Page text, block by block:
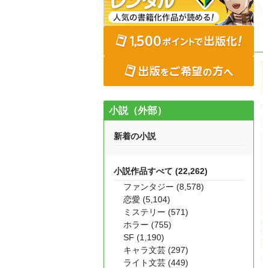
小説（外部）
新着の小説
小説作品すべて (22,262)
ファンタジー (8,578)
恋愛 (5,104)
ミステリー (571)
ホラー (755)
SF (1,190)
キャラ文芸 (297)
ライト文芸 (449)